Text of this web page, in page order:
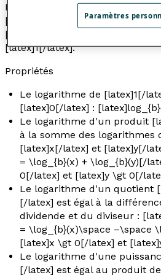
Le logarithme du nombre
[latex]b[/latex] se note
[latex]b[/latex] est un nombre
[latex]1[/latex].
Propriétés
Le logarithme de [latex]1[/
[latex]0[/latex] :
Le logarithme d'un produit
à la somme des logarithmes
[latex]x[/latex] et [latex]y[/
= \log_{b}(x) + \log_{b}(y)[/
0[/latex] et [latex]y \gt 0[/
Le logarithme d'un quotient
[/latex] est égal à la
dividende et du diviseur :
= \log_{b}(x)\space –\space
[latex]x \gt 0[/latex] et
Le logarithme d'une
[/latex] est égal au produit
Paramètres